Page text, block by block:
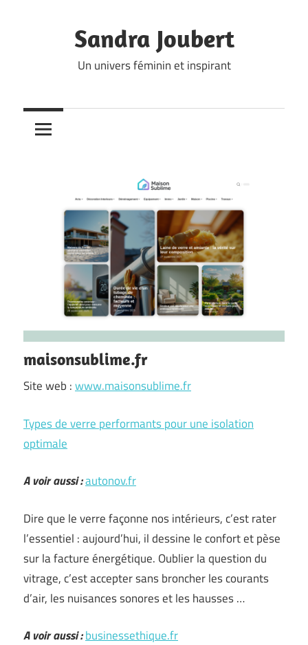
Sandra Joubert
Un univers féminin et inspirant
maisonsublime.fr
Site web :www.maisonsublime.fr
Types de verre performants pour une isolation
optimale
A voir aussi :autonov.fr
Dire que le verre façonne nos intérieurs, c’est rater
l’essentiel : aujourd’hui, il dessine le confort et pèse
sur la facture énergétique. Oublier la question du
vitrage, c’est accepter sans broncher les courants
d’air, les nuisances sonores et les hausses …
A voir aussi :businessethique.fr